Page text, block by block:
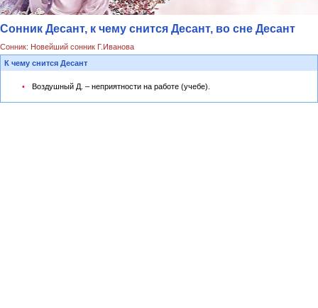
Сонник Десант, к чему снится Десант, во сне Десант
Сонник: Новейший сонник Г.Иванова
К чему снится Десант
Воздушный Д. – неприятности на работе (учебе).